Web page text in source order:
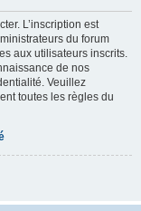
L’inscription est
du forum
aux utilisateurs inscrits.
de nos
Veuillez
toutes les règles du